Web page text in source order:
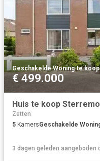
Geschakelde Woning·te koop
€ 499.000
Zetten
5 KamersGeschakelde
3 dagen geleden aangeboden